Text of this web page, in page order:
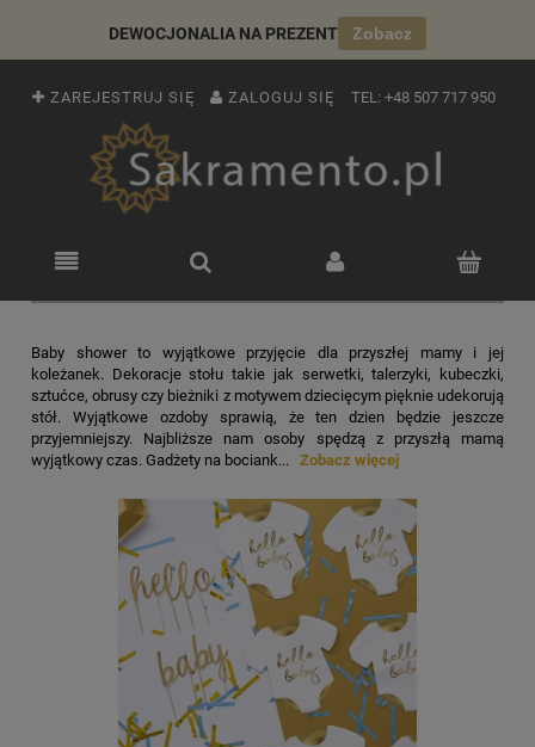
DEWOCJONALIA NA PREZENT Zobacz
ZAREJESTRUJ SIĘ ZALOGUJ SIĘ TEL: +48 507 717 950
Baby shower to wyjątkowe przyjęcie dla przyszłej mamy i jej
koleżanek. Dekoracje stołu takie jak serwetki, talerzyki, kubeczki,
sztućce, obrusy czy bieżniki z motywem dziecięcym pięknie udekorują
stół. Wyjątkowe ozdoby sprawią, że ten dzien będzie jeszcze
przyjemniejszy. Najbliższe nam osoby spędzą z przyszłą mamą
wyjątkowy czas. Gadżety na bociank... Zobacz więcej